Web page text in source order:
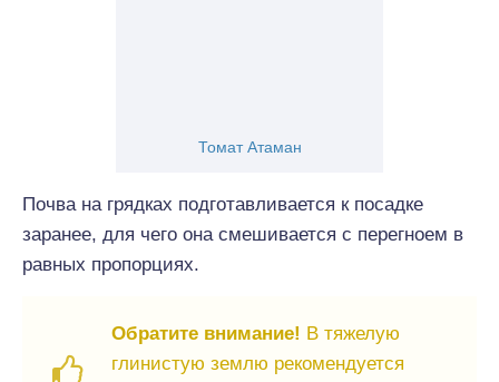
Томат Атаман
Почва на грядках подготавливается к посадке
заранее, для чего она смешивается с перегноем в
равных пропорциях.
Обратите внимание! В тяжелую
глинистую землю рекомендуется